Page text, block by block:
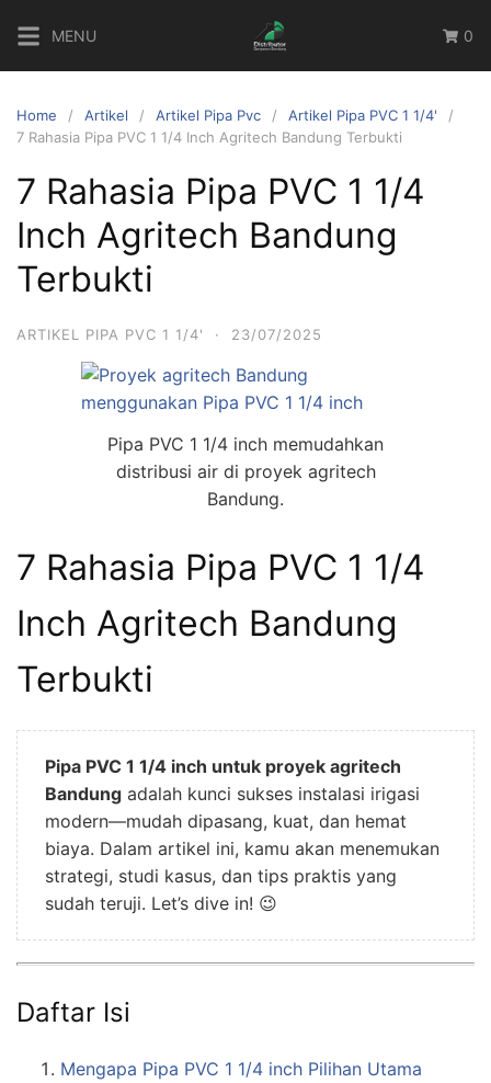
content
MENU 0
Home Artikel Artikel Pipa Pvc
Artikel Pipa PVC 1 1/4'
7 Rahasia Pipa PVC 1 1/4 Inch Agritech Bandung Terbukti
7 Rahasia Pipa PVC 1 1/4
Inch Agritech Bandung
Terbukti
ARTIKEL PIPA PVC 1 1/4' · 23/07/2025
Pipa PVC 1 1/4 inch memudahkan
distribusi air di proyek agritech
Bandung.
7 Rahasia Pipa PVC 1 1/4
Inch Agritech Bandung
Terbukti
Pipa PVC 1 1/4 inch untuk proyek agritech
Bandung adalah kunci sukses instalasi irigasi
modern—mudah dipasang, kuat, dan hemat
biaya. Dalam artikel ini, kamu akan menemukan
strategi, studi kasus, dan tips praktis yang
sudah teruji. Let’s dive in! 😉
Daftar Isi
Mengapa Pipa PVC 1 1/4 inch Pilihan Utama